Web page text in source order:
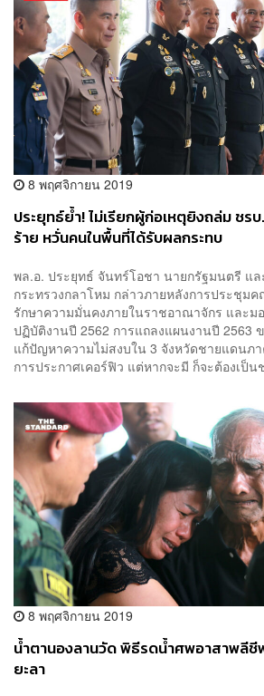
8 พฤศจิกายน 2019
ประยุทธ์ย้ำ! ไม่เรียกผู้ก่อเหตุยิงถล่ม ชร
ร้าย หวั่นคนในพื้นที่ได้รับผลกระทบ
พล.อ. ประยุทธ์ จันทร์โอชา นายกรัฐมนตรี แล
กระทรวงกลาโหม กล่าวภายหลังการประชุม
รักษาความมั่นคงภายในราชอาณาจักร และม
ปฏิบัติงานปี 2562 การแถลงแผนงานปี 2563
แก้ปัญหาความไม่สงบใน 3 จังหวัดชายแดนภ
การประกาศเคอร์ฟิว แต่หากจะมี ก็จะต้องเป็
8 พฤศจิกายน 2019
น้ำตานองลานวัด พิธีรดน้ำศพอาสาพลีชี
ยะลา